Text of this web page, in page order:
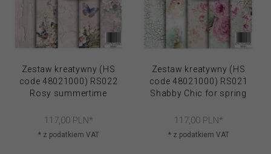
Zestaw kreatywny (HS
code 48021000) RS022
Rosy summertime
117, 00 PLN*
* z podatkiem VAT
Zestaw kreatywny (HS
code 48021000) RS021
Shabby Chic for spring
117, 00 PLN*
* z podatkiem VAT